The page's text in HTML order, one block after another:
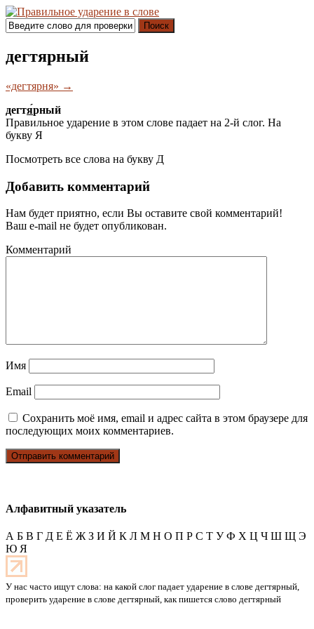
Поиск
дегтярный
«дегтярня» →
дегтя́рный
Правильное ударение в этом слове падает на 2-й слог. На
букву Я
Посмотреть все слова на букву Д
Добавить комментарий
Нам будет приятно, если Вы оставите свой комментарий!
Ваш e-mail не будет опубликован.
Комментарий
Имя
Email
Сохранить моё имя, email и адрес сайта в этом браузере для
последующих моих комментариев.
Алфавитный указатель
А Б В Г Д Е Ё Ж З И Й К Л М Н О П Р С Т У Ф Х Ц Ч Ш Щ Э
Ю Я
У нас часто ищут слова: на какой слог падает ударение в слове дегтярный,
проверить ударение в слове дегтярный, как пишется слово дегтярный